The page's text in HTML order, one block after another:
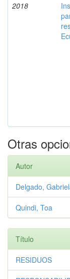
2018
Otras
Autor
Delgado,
Quindi, Toa
Título
RESIDUOS